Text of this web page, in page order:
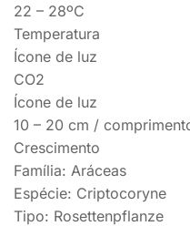
22 – 28ºC
Temperatura
Ícone de luz
CO2
Ícone de luz
10 – 20 cm /
Crescimento
Família: Aráceas
Espécie: Criptocoryne
Tipo: Rosettenpflanze